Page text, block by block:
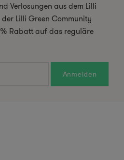
Verlosungen aus dem Lilli
Lilli Green Community
Rabatt auf das reguläre